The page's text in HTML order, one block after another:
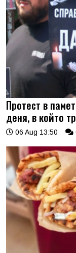
Протест в
деня, в който
06 Aug 13:50